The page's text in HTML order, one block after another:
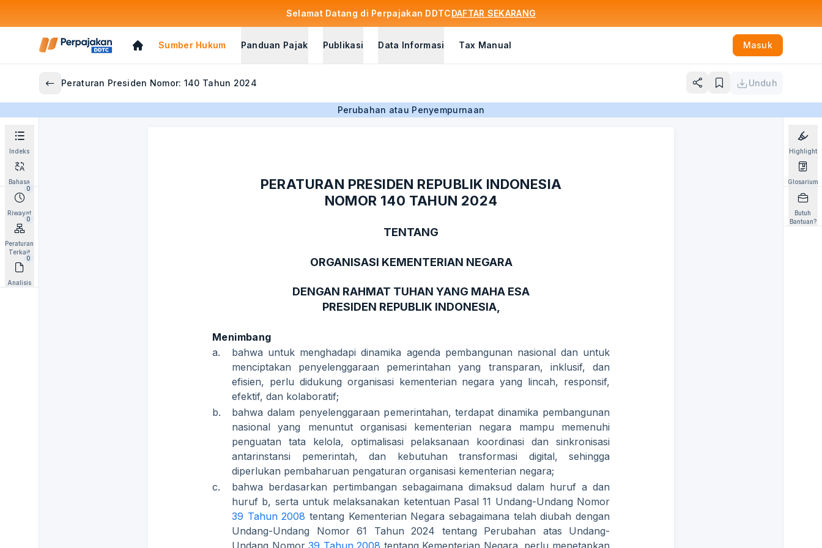
Selamat Datang di Perpajakan DDTCDAFTAR SEKARANG
Sumber Hukum Panduan Pajak Publikasi Data Informasi Tax Manual Masuk
Peraturan Presiden Nomor: 140 Tahun 2024 Unduh
Perubahan atau Penyempurnaan
Indeks
Bahasa
0
Riwayat
0
Peraturan
Terkait
0
Analisis
PERATURAN PRESIDEN REPUBLIK INDONESIA
NOMOR 140 TAHUN 2024
TENTANG
ORGANISASI KEMENTERIAN NEGARA
DENGAN RAHMAT TUHAN YANG MAHA ESA
PRESIDEN REPUBLIK INDONESIA,
Menimbang
a.
bahwa untuk menghadapi dinamika agenda pembangunan nasional dan untuk
menciptakan penyelenggaraan pemerintahan yang transparan, inklusif, dan
efisien, perlu didukung organisasi kementerian negara yang lincah, responsif,
efektif, dan kolaboratif;
b.
bahwa dalam penyelenggaraan pemerintahan, terdapat dinamika pembangunan
nasional yang menuntut organisasi kementerian negara mampu memenuhi
penguatan tata kelola, optimalisasi pelaksanaan koordinasi dan sinkronisasi
antarinstansi pemerintah, dan kebutuhan transformasi digital, sehingga
diperlukan pembaharuan pengaturan organisasi kementerian negara;
c.
bahwa berdasarkan pertimbangan sebagaimana dimaksud dalam huruf a dan
huruf b, serta untuk melaksanakan ketentuan Pasal 11 Undang-Undang Nomor
39 Tahun 2008 tentang Kementerian Negara sebagaimana telah diubah dengan
Undang-Undang Nomor 61 Tahun 2024 tentang Perubahan atas Undang-
Undang Nomor39 Tahun 2008 tentang Kementerian Negara, perlu menetapkan
Highlight
Glosarium
Butuh
Bantuan?